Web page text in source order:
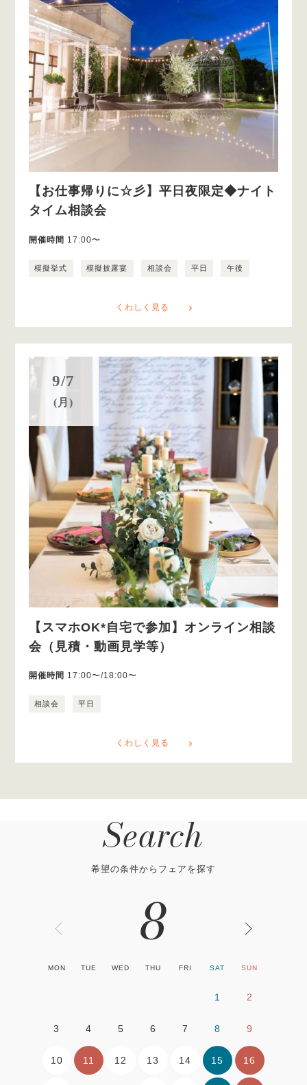
【お仕事帰りに☆彡】平日夜限定◆ナイト
タイム相談会
開催時間 17:00〜
模擬挙式 模擬披露宴 相談会 平日 午後
くわしく見る
9/7
(月)
【スマホOK*自宅で参加】オンライン相談
会（見積・動画見学等）
開催時間 17:00〜/18:00〜
相談会 平日
くわしく見る
Search
希望の条件からフェアを探す
8
MON TUE WED THU FRI SAT SUN
1 2
3 4 5 6 7 8 9
10 11 12 13 14 15 16